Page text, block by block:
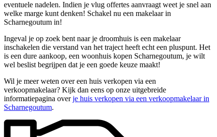
eventuele nadelen. Indien je vlug offertes aanvraagt weet je snel aan
welke marge kunt denken! Schakel nu een makelaar in
Scharnegoutum in!
Ingeval je op zoek bent naar je droomhuis is een makelaar
inschakelen die verstand van het traject heeft echt een pluspunt. Het
is een dure aankoop, een woonhuis kopen Scharnegoutum, je wilt
wel beslist begrijpen dat je een goede keuze maakt!
Wil je meer weten over een huis verkopen via een
verkoopmakelaar? Kijk dan eens op onze uitgebreide
informatiepagina overje huis verkopen via een verkoopmakelaar in
Scharnegoutum.